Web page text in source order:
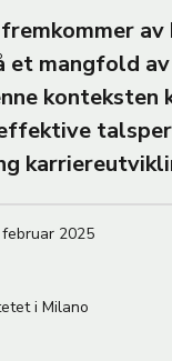
av
et mangfold
konteksten
2025
i Milano